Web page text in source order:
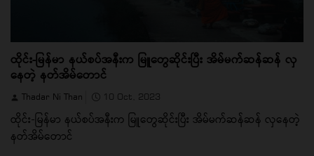
ထိုင်း-မြန်မာ နယ်စပ်အနီးက မြူတွေဆိုင်းပြီး အိမ်မက်ဆန်ဆန် လှ
နေတဲ့ နတ်အိမ်တောင်
Thadar Ni Than 10 Oct, 2023
ထိုင်း-မြန်မာ နယ်စပ်အနီးက မြူတွေဆိုင်းပြီး အိမ်မက်ဆန်ဆန် လှနေတဲ့
နတ်အိမ်တောင်